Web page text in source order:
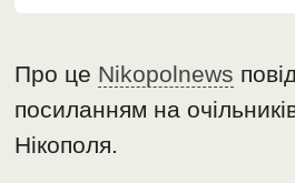
Про це Nikopolnews
посиланням на
Нікополя.